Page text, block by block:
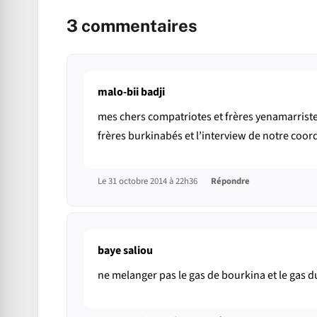
3 commentaires
malo-bii badji
mes chers compatriotes et frères
frères burkinabés et l’interview de notre
Le 31 octobre 2014 à 22h36 Répondre
baye saliou
ne melanger pas le gas de bourkina et le gas